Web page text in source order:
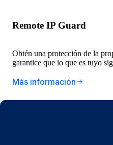
Remote IP Guard
Obtén una protección de la
garantice que lo que es tuyo
Más información